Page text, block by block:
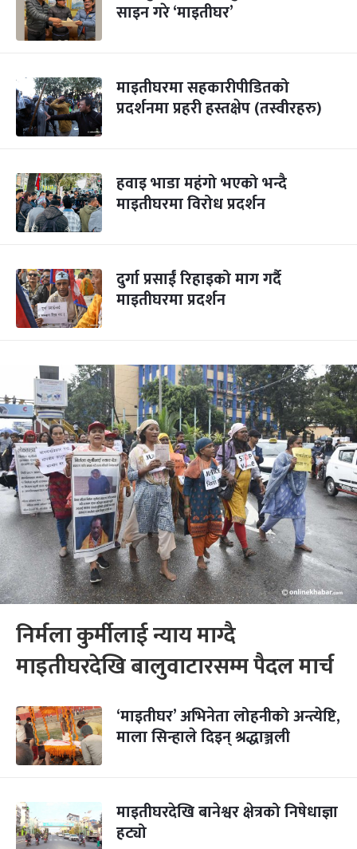
साइन गरे ‘माइतीघर’
माइतीघरमा सहकारीपीडितको
प्रदर्शनमा प्रहरी हस्तक्षेप (तस्वीरहरु)
हवाइ भाडा महंगो भएको भन्दै
माइतीघरमा विरोध प्रदर्शन
दुर्गा प्रसाईं रिहाइको माग गर्दै
माइतीघरमा प्रदर्शन
निर्मला कुर्मीलाई न्याय माग्दै
माइतीघरदेखि बालुवाटारसम्म पैदल मार्च
‘माइतीघर’ अभिनेता लोहनीको अन्त्येष्टि,
माला सिन्हाले दिइन् श्रद्धाञ्जली
माइतीघरदेखि बानेश्वर क्षेत्रको निषेधाज्ञा
हट्यो